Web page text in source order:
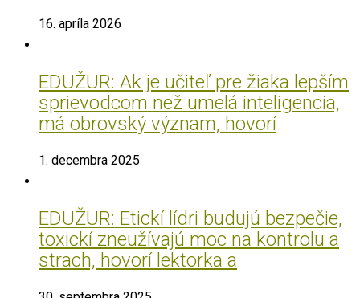
16. apríla 2026
EDUŽUR: Ak je učiteľ pre žiaka lepším
sprievodcom než umelá inteligencia,
má obrovský význam, hovorí
1. decembra 2025
EDUŽUR: Etickí lídri budujú bezpečie,
toxickí zneužívajú moc na kontrolu a
strach, hovorí lektorka a